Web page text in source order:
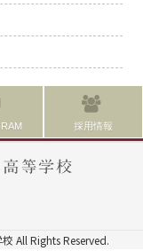
採用情報
All Rights Reserved.